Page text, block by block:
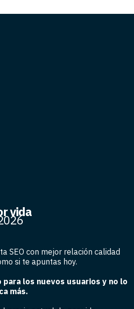
vida
SEO con mejor relación calidad
si te apuntas hoy.
los nuevos usuarios y no lo
más.